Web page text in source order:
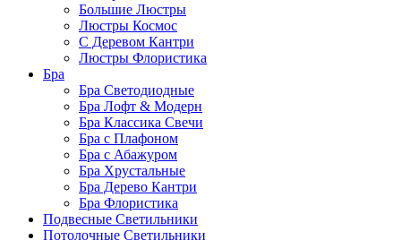
Большие Люстры
Люстры Космос
С Деревом Кантри
Люстры Флористика
Бра
Бра Светодиодные
Бра Лофт & Модерн
Бра Классика Свечи
Бра с Плафоном
Бра с Абажуром
Бра Хрустальные
Бра Дерево Кантри
Бра Флористика
Подвесные Светильники
Потолочные Светильники